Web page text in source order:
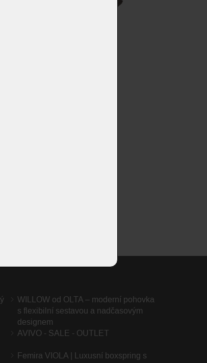
WILLOW od OLTA – moderní pohovka
s flexibilní sestavou a nadčasovým
designem
AVIVO - SALE - OUTLET
Femira VIOLA | Luxusní boxspring s